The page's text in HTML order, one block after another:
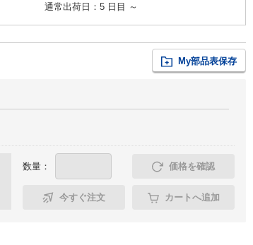
通常出荷日：5 日目 ～
My部品表保存
数量： 価格を確認
今すぐ注文 カートへ追加